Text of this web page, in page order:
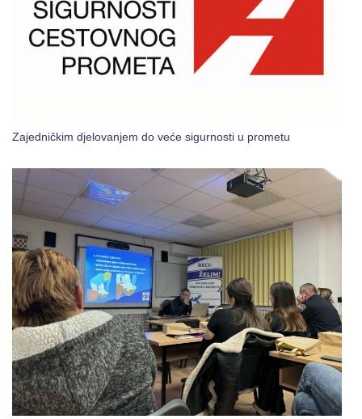
Zajedničkim djelovanjem do veće sigurnosti u prometu